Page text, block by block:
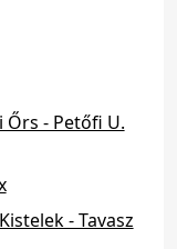
- Petőfi U.
- Tavasz